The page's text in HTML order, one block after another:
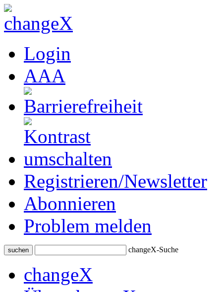
Login
AAA
Registrieren/Newsletter
Abonnieren
Problem melden
suchen changeX-Suche
changeX